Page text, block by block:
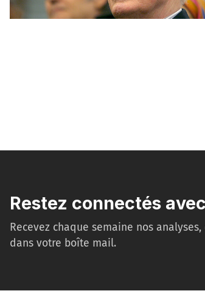
Restez connectés
Recevez chaque semaine nos
dans votre boîte mail.